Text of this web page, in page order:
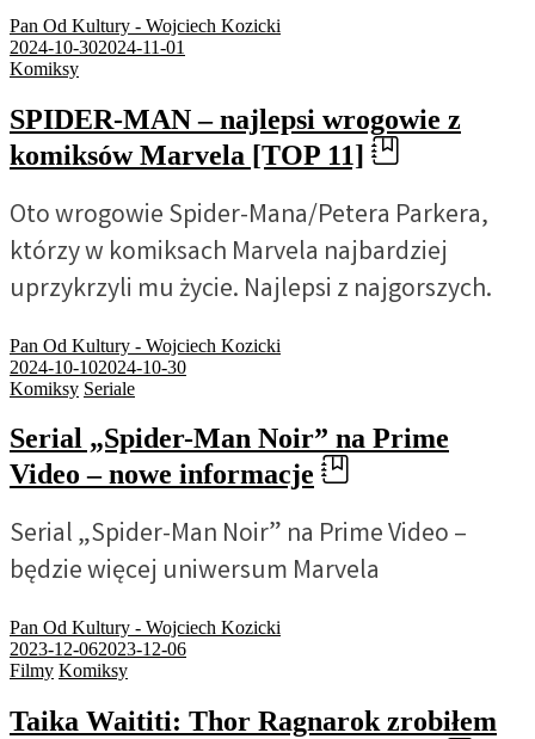
Pan Od Kultury - Wojciech Kozicki
2024-10-302024-11-01
Komiksy
SPIDER-MAN – najlepsi wrogowie z
komiksów Marvela [TOP 11]
Oto wrogowie Spider-Mana/Petera Parkera,
którzy w komiksach Marvela najbardziej
uprzykrzyli mu życie. Najlepsi z najgorszych.
Pan Od Kultury - Wojciech Kozicki
2024-10-102024-10-30
Komiksy Seriale
Serial „Spider-Man Noir” na Prime
Video – nowe informacje
Serial „Spider-Man Noir” na Prime Video –
będzie więcej uniwersum Marvela
Pan Od Kultury - Wojciech Kozicki
2023-12-062023-12-06
Filmy Komiksy
Taika Waititi: Thor Ragnarok zrobiłem